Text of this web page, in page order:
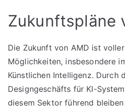
Zukunftspläne
Die Zukunft von AMD ist
Möglichkeiten, insbesondere
Künstlichen Intelligenz. Durch
Designgeschäfts für KI-
diesem Sektor führend